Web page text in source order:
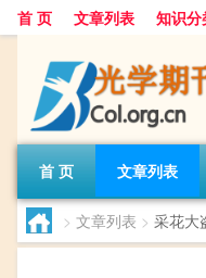
首 页 文章列表 知识分
首 页 文章列表
> 文章列表 > 采花大